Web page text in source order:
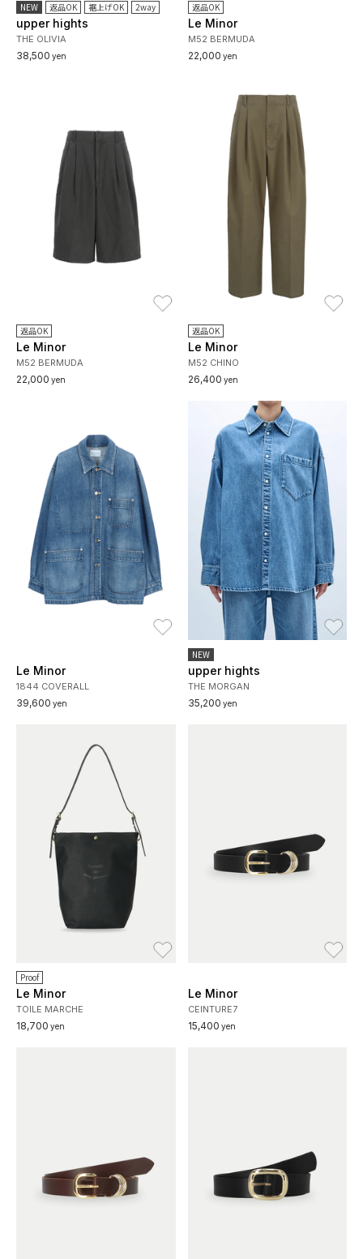
NEW 返品OK 裾上げOK 2way
upper hights
THE OLIVIA
38,500 yen
返品OK
Le Minor
M52 BERMUDA
22,000 yen
返品OK
Le Minor
M52 BERMUDA
22,000 yen
返品OK
Le Minor
M52 CHINO
26,400 yen
お気に入り
Le Minor
1844 COVERALL
39,600 yen
NEW
upper hights
THE MORGAN
35,200 yen
Proof
Le Minor
TOILE MARCHE
18,700 yen
Le Minor
CEINTURE7
15,400 yen